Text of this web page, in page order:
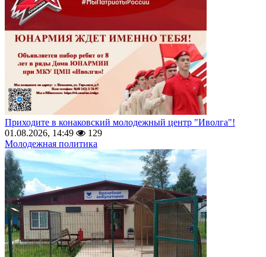
Приходите в конаковский молодежный центр "Иволга"!
01.08.2026, 14:49
129
Молодежная политика